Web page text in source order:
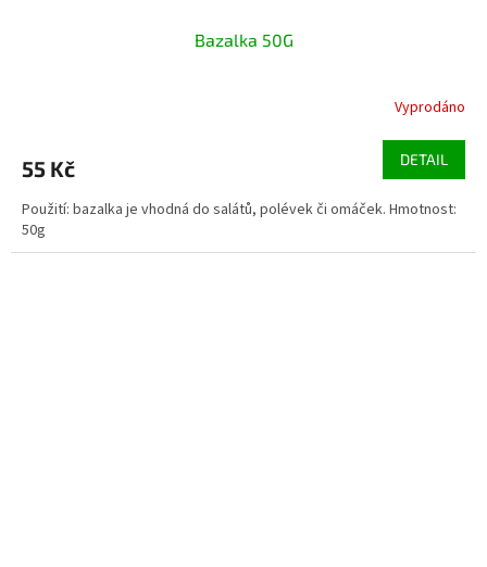
Bazalka 50G
Vyprodáno
55 Kč DETAIL
Použití: bazalka je vhodná do salátů, polévek či omáček. Hmotnost:
50g